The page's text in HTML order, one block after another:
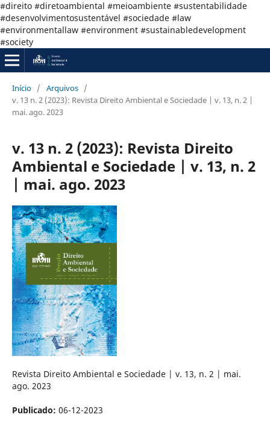
#direito #diretoambiental #meioambiente #sustentabilidade
#desenvolvimentosustentável #sociedade #law
#environmentallaw #environment #sustainabledevelopment
#society
Início / Arquivos /
v. 13 n. 2 (2023): Revista Direito Ambiental e Sociedade | v. 13, n. 2 |
mai. ago. 2023
v. 13 n. 2 (2023): Revista Direito
Ambiental e Sociedade | v. 13, n. 2
| mai. ago. 2023
Revista Direito Ambiental e Sociedade | v. 13, n. 2 | mai.
ago. 2023
Publicado: 06-12-2023